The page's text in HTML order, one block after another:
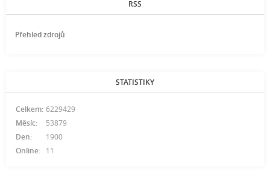
RSS
Přehled zdrojů
STATISTIKY
Online: 11
Celkem: 6229429
Měsíc:
53879
Den:
1900